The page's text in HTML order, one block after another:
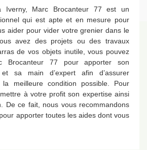
Iverny, Marc Brocanteur 77 est un
qui est apte et en mesure pour
aider pour vider votre grenier dans le
avez des projets ou des travaux
de vos objets inutile, vous pouvez
Brocanteur 77 pour apporter son
et sa main d’expert afin d’assurer
la meilleure condition possible. Pour
à votre profit son expertise ainsi
De ce fait, nous vous recommandons
apporter toutes les aides dont vous